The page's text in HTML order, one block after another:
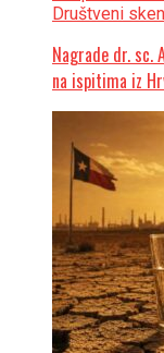
Društveni
Nagrade dr. sc.
na ispitima iz